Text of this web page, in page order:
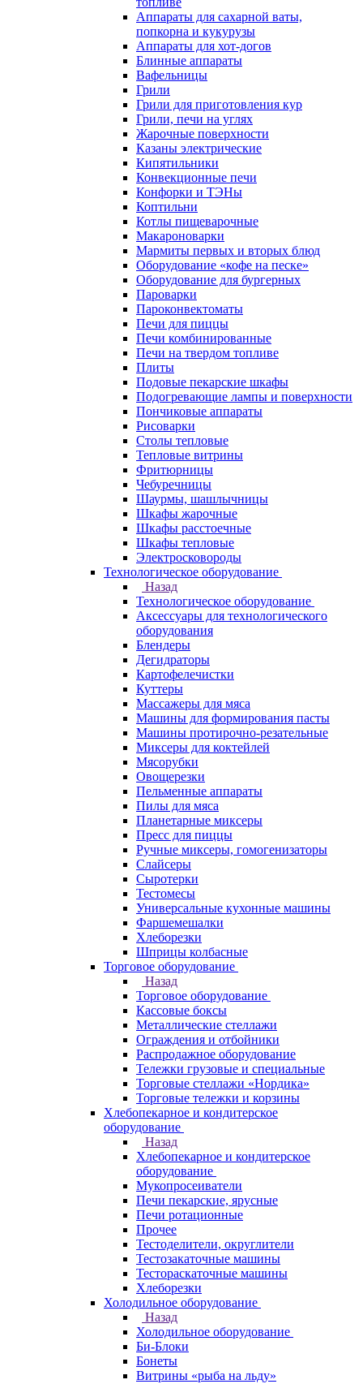
Аппараты для сахарной ваты,
попкорна и кукурузы
Аппараты для хот-догов
Блинные аппараты
Вафельницы
Грили
Грили для приготовления кур
Грили, печи на углях
Жарочные поверхности
Казаны электрические
Кипятильники
Конвекционные печи
Конфорки и ТЭНы
Коптильни
Котлы пищеварочные
Макароноварки
Мармиты первых и вторых блюд
Оборудование «кофе на песке»
Оборудование для бургерных
Пароварки
Пароконвектоматы
Печи для пиццы
Печи комбинированные
Печи на твердом топливе
Плиты
Подовые пекарские шкафы
Подогревающие лампы и поверхности
Пончиковые аппараты
Рисоварки
Столы тепловые
Тепловые витрины
Фритюрницы
Чебуречницы
Шаурмы, шашлычницы
Шкафы жарочные
Шкафы расстоечные
Шкафы тепловые
Электросковороды
Технологическое оборудование
Назад
Технологическое оборудование
Аксессуары для технологического
оборудования
Блендеры
Дегидраторы
Картофелечистки
Куттеры
Массажеры для мяса
Машины для формирования пасты
Машины протирочно-резательные
Миксеры для коктейлей
Мясорубки
Овощерезки
Пельменные аппараты
Пилы для мяса
Планетарные миксеры
Пресс для пиццы
Ручные миксеры, гомогенизаторы
Слайсеры
Сыротерки
Тестомесы
Универсальные кухонные машины
Фаршемешалки
Хлеборезки
Шприцы колбасные
Торговое оборудование
Назад
Торговое оборудование
Кассовые боксы
Металлические стеллажи
Ограждения и отбойники
Распродажное оборудование
Тележки грузовые и специальные
Торговые стеллажи «Нордика»
Торговые тележки и корзины
Хлебопекарное и кондитерское
оборудование
Назад
Хлебопекарное и кондитерское
оборудование
Мукопросеиватели
Печи пекарские, ярусные
Печи ротационные
Прочее
Тестоделители, округлители
Тестозакаточные машины
Тестораскаточные машины
Хлеборезки
Холодильное оборудование
Назад
Холодильное оборудование
Би-Блоки
Бонеты
Витрины «рыба на льду»